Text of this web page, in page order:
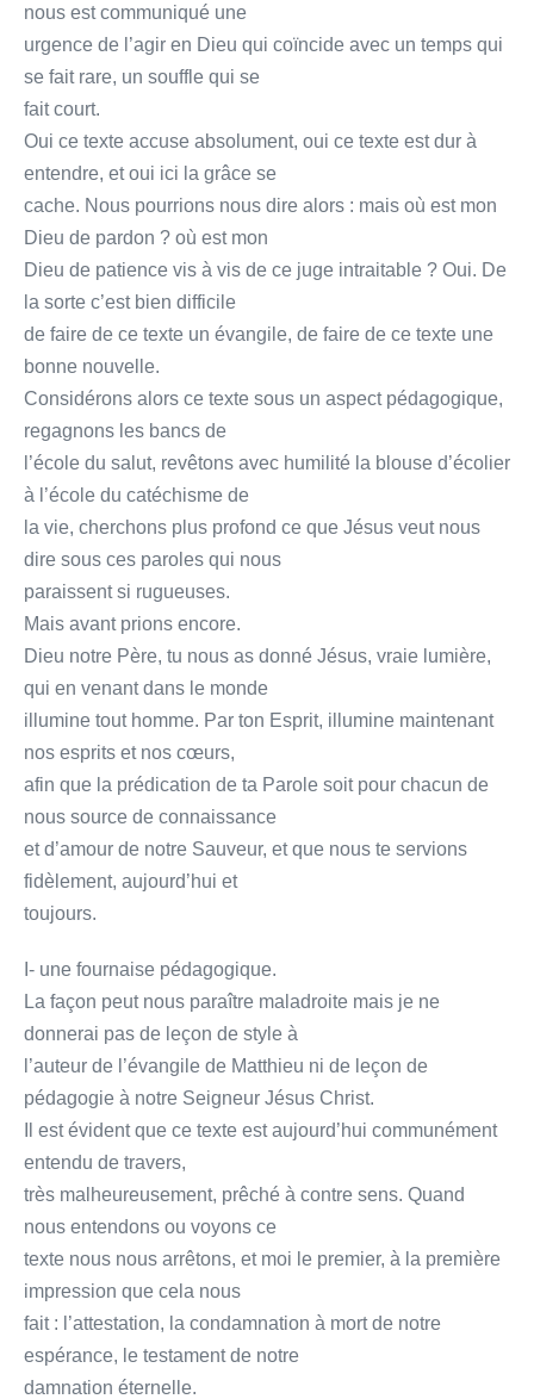
nous est communiqué une
urgence de l’agir en Dieu qui coïncide avec un temps qui
se fait rare, un souffle qui se
fait court.
Oui ce texte accuse absolument, oui ce texte est dur à
entendre, et oui ici la grâce se
cache. Nous pourrions nous dire alors : mais où est mon
Dieu de pardon ? où est mon
Dieu de patience vis à vis de ce juge intraitable ? Oui. De
la sorte c’est bien difficile
de faire de ce texte un évangile, de faire de ce texte une
bonne nouvelle.
Considérons alors ce texte sous un aspect pédagogique,
regagnons les bancs de
l’école du salut, revêtons avec humilité la blouse d’écolier
à l’école du catéchisme de
la vie, cherchons plus profond ce que Jésus veut nous
dire sous ces paroles qui nous
paraissent si rugueuses.
Mais avant prions encore.
Dieu notre Père, tu nous as donné Jésus, vraie lumière,
qui en venant dans le monde
illumine tout homme. Par ton Esprit, illumine maintenant
nos esprits et nos cœurs,
afin que la prédication de ta Parole soit pour chacun de
nous source de connaissance
et d’amour de notre Sauveur, et que nous te servions
fidèlement, aujourd’hui et
toujours.
I- une fournaise pédagogique.
La façon peut nous paraître maladroite mais je ne
donnerai pas de leçon de style à
l’auteur de l’évangile de Matthieu ni de leçon de
pédagogie à notre Seigneur Jésus Christ.
Il est évident que ce texte est aujourd’hui communément
entendu de travers,
très malheureusement, prêché à contre sens. Quand
nous entendons ou voyons ce
texte nous nous arrêtons, et moi le premier, à la première
impression que cela nous
fait : l’attestation, la condamnation à mort de notre
espérance, le testament de notre
damnation éternelle.